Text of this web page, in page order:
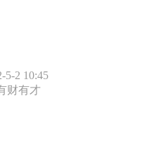
5-2 10:45
财有才